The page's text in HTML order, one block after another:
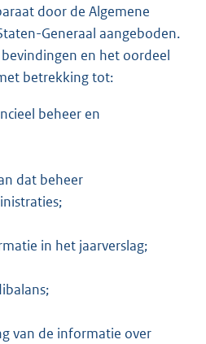
door de Algemene
Generaal aangeboden.
en het oordeel
betrekking tot:
beheer en
dat beheer
in het jaarverslag;
van de informatie over